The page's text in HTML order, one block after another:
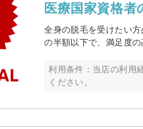
医療国家資格者
全身の脱毛を受けたい
の半額以下で、満足度の
利用条件：当店の利用
ください。